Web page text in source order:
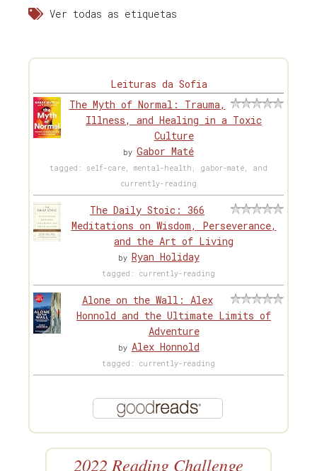
Ver todas as etiquetas
Leituras da Sofia
The Myth of Normal: Trauma,
Illness, and Healing in a Toxic
Culture
by Gabor Maté
tagged: self-care, mental-health, gabor-maté, and
currently-reading
The Daily Stoic: 366
Meditations on Wisdom, Perseverance,
and the Art of Living
by Ryan Holiday
tagged: currently-reading
Alone on the Wall: Alex
Honnold and the Ultimate Limits of
Adventure
by Alex Honnold
tagged: currently-reading
2022 Reading Challenge